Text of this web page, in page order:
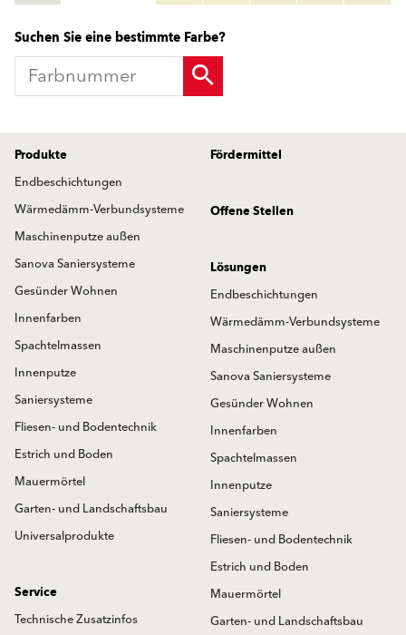
Mehr Info
Suchen Sie eine bestimmte Farbe?
Produkte
Endbeschichtungen
Wärmedämm-Verbundsysteme
Maschinenputze außen
Sanova Saniersysteme
Gesünder Wohnen
Innenfarben
Spachtelmassen
Innenputze
Saniersysteme
Fliesen- und Bodentechnik
Estrich und Boden
Mauermörtel
Garten- und Landschaftsbau
Universalprodukte
Fördermittel
Offene Stellen
Lösungen
Endbeschichtungen
Wärmedämm-Verbundsysteme
Maschinenputze außen
Sanova Saniersysteme
Gesünder Wohnen
Innenfarben
Spachtelmassen
Innenputze
Saniersysteme
Fliesen- und Bodentechnik
Estrich und Boden
Mauermörtel
Garten- und Landschaftsbau
Service
Technische Zusatzinfos